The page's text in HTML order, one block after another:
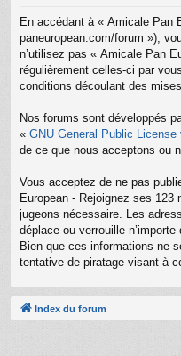
En accédant à « Amicale Pan
paneuropean.com/forum »),
n’utilisez pas « Amicale Pan
régulièrement celles-ci par
conditions découlant des
Nos forums sont développés
« GNU General Public License
de ce que nous acceptons ou
Vous acceptez de ne pas
European - Rejoignez ses
jugeons nécessaire. Les
déplace ou verrouille
Bien que ces informations ne
tentative de piratage visant à
Index du forum